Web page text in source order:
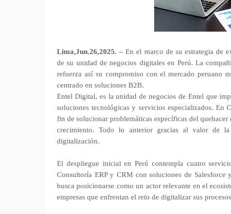
Lima,Jun.26,2025. – En el marco de su estrategia de
de su unidad de negocios digitales en Perú. La
refuerza así su compromiso con el mercado peruano
centrado en soluciones B2B.
Entel Digital, es la unidad de negocios de Entel que
soluciones tecnológicas y servicios especializados.
fin de solucionar problemáticas específicas del
crecimiento. Todo lo anterior gracias al valor de
digitalización.
El despliegue inicial en Perú contempla cuatro
Consultoría ERP y CRM con soluciones de
busca posicionarse como un actor relevante en el
empresas que enfrentan el reto de digitalizar sus